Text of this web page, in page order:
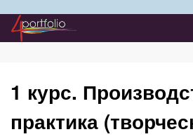
Преейти на главное меню
1 курс.
практика